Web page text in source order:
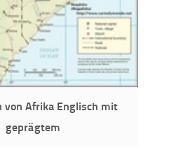
von Afrika Englisch mit
geprägtem